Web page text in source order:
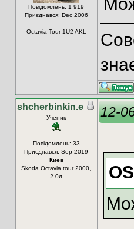
Повідомлень: 1 919
Приєднався: Dec 2006
Octavia Tour 1U2 AKL
shcherbinkin.e
Ученик
Повідомлень: 33
Приєднався: Sep 2019
Киев
Skoda Octavia tour 2000,
2.0л
12-